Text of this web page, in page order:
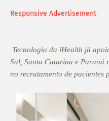
Responsive Advertisement
Tecnologia da iHealth já
Sul, Santa Catarina e Paraná
no recrutamento de pacientes